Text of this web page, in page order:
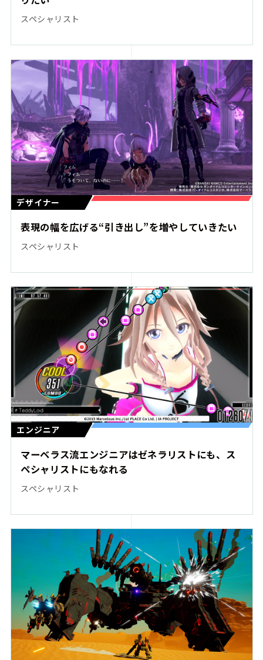
スペシャリスト
デザイナー
表現の幅を広げる“引き出し”を増やしていきたい
スペシャリスト
エンジニア
マーベラス流エンジニアはゼネラリストにも、ス
ペシャリストにもなれる
スペシャリスト